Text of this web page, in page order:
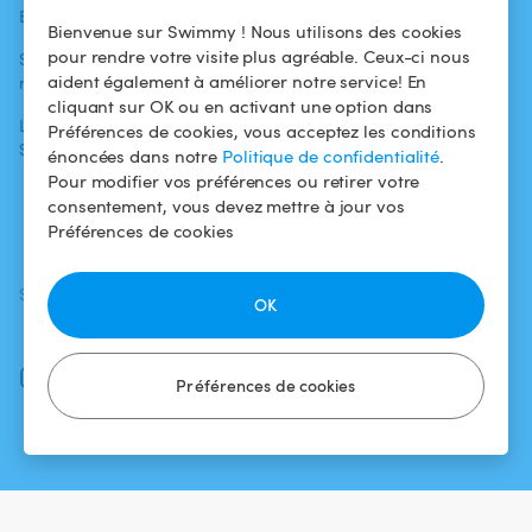
Bienvenue sur Swimmy ! Nous utilisons des cookies
pour rendre votre visite plus agréable. Ceux-ci nous
aident également à améliorer notre service! En
cliquant sur OK ou en activant une option dans
Préférences de cookies, vous acceptez les conditions
énoncées dans notre Politique de confidentialité.
Pour modifier vos préférences ou retirer votre
consentement, vous devez mettre à jour vos
Préférences de cookies
Préférences de cookies
OK
Blog
Swimmy dans les
médias
L'aventure
Swimmy
baigneurs
Pour les
propriétaires
Louer ma piscine
Comment ça
marche ?
Conditions
d'utilisation
Politique de
confidentialité
Mentions légales
SUIVEZ-NOUS
Facebook
Instagram